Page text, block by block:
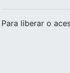
Para liberar o